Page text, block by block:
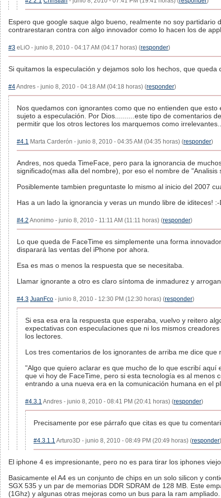
Espero que google saque algo bueno, realmente no soy partidario
contrarestaran contra con algo innovador como lo hacen los de
#3 eLiO - junio 8, 2010 - 04:17 AM (04:17 horas) (responder)
Si quitamos la especulación y dejamos solo los hechos, que queda
#4Andres - junio 8, 2010 - 04:18 AM (04:18 horas) (responder)
Nos quedamos con ignorantes como que no entienden que
sujeto a especulación. Por Dios..........este tipo de comentarios
permitir que los otros lectores los marquemos como
#4.1 Marta Carderón - junio 8, 2010 - 04:35 AM (04:35 horas) (responder)
Andres, nos queda TimeFace, pero para la ignorancia de
significado(mas alla del nombre), por eso el nombre de "Analisis
Posiblemente tambien preguntaste lo mismo al inicio del 2007
Has a un lado la ignorancia y veras un mundo libre de iditeces! :-
#4.2 Anonimo - junio 8, 2010 - 11:11 AM (11:11 horas) (responder)
Lo que queda de FaceTime es simplemente una forma
disparará las ventas del iPhone por ahora.
Esa es mas o menos la respuesta que se necesitaba.
Llamar ignorante a otro es claro síntoma de inmadurez y
#4.3 JuanFco - junio 8, 2010 - 12:30 PM (12:30 horas) (responder)
Si esa esa era la respuesta que esperaba, vuelvo y reitero
expectativas con especulaciones que ni los mismos
los lectores.
Los tres comentarios de los ignorantes de arriba me dice que
"Algo que quiero aclarar es que mucho de lo que escribí aquí
que vi hoy de FaceTime, pero si esta tecnología es al menos
entrando a una nueva era en la comunicación humana en el
#4.3.1 Andres - junio 8, 2010 - 08:41 PM (20:41 horas) (responder)
Precisamente por ese párrafo que citas es que tu
#4.3.1.1 Arturo3D - junio 8, 2010 - 08:49 PM (20:49 horas) (responder)
El iphone 4 es impresionante, pero no es para tirar los iphones
Basicamente el A4 es un conjunto de chips en un solo silicon y
SGX 535 y un par de memorias DDR SDRAM de 128 MB. Este
(1Ghz) y algunas otras mejoras como un bus para la ram ampliado.